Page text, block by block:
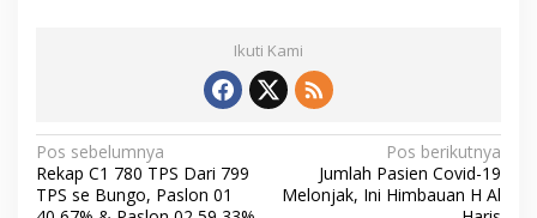
Ikuti Kami
N
a
Pos sebelumnya
Rekap C1 780 TPS Dari 799
TPS se Bungo, Paslon 01
Pos berikutnya
Jumlah Pasien Covid-19
Melonjak, Ini Himbauan H Al